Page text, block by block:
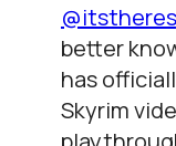
better
has
Skyrim